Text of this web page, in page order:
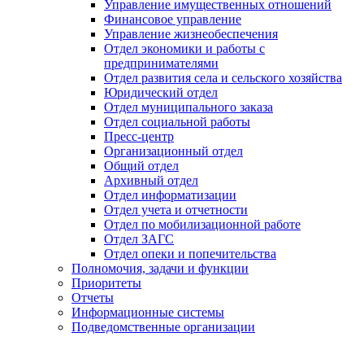
Управление имущественных отношений
Финансовое управление
Управление жизнеобеспечения
Отдел экономики и работы с
предпринимателями
Отдел развития села и сельского хозяйства
Юридический отдел
Отдел муниципального заказа
Отдел социальной работы
Пресс-центр
Организационный отдел
Общий отдел
Архивный отдел
Отдел информатизации
Отдел учета и отчетности
Отдел по мобилизационной работе
Отдел ЗАГС
Отдел опеки и попечительства
Полномочия, задачи и функции
Приоритеты
Отчеты
Информационные системы
Подведомственные организации